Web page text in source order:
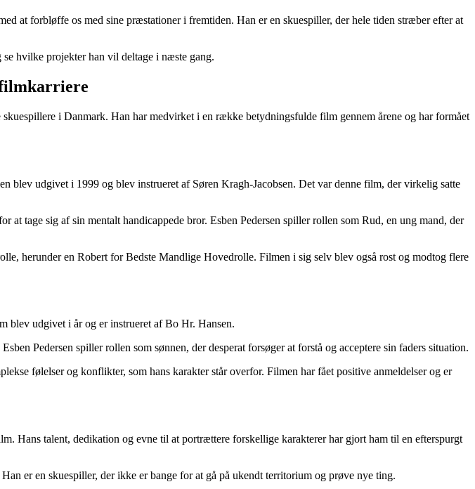
at forbløffe os med sine præstationer i fremtiden. Han er en skuespiller, der hele tiden stræber efter at
hvilke projekter han vil deltage i næste gang.
filmkarriere
i Danmark. Han har medvirket i en række betydningsfulde film gennem årene og har formået
blev udgivet i 1999 og blev instrueret af Søren Kragh-Jacobsen. Det var denne film, der virkelig satte
tage sig af sin mentalt handicappede bror. Esben Pedersen spiller rollen som Rud, en ung mand, der
herunder en Robert for Bedste Mandlige Hovedrolle. Filmen i sig selv blev også rost og modtog flere
blev udgivet i år og er instrueret af Bo Hr. Hansen.
Pedersen spiller rollen som sønnen, der desperat forsøger at forstå og acceptere sin faders situation.
følelser og konflikter, som hans karakter står overfor. Filmen har fået positive anmeldelser og er
Hans talent, dedikation og evne til at portrættere forskellige karakterer har gjort ham til en efterspurgt
er en skuespiller, der ikke er bange for at gå på ukendt territorium og prøve nye ting.